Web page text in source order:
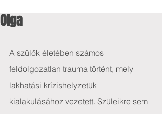
Olga
A szülők életében számos
feldolgozatlan trauma történt, mely
lakhatási krízishelyzetük
kialakulásához vezetett. Szüleikre sem